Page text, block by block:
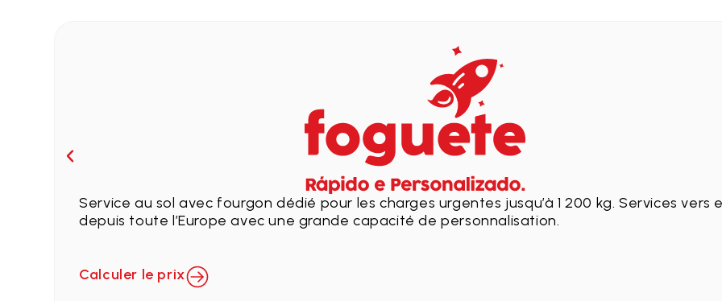
Service au sol avec fourgon dédié pour les charges urgentes jusqu’à 1 200 kg. Services vers
depuis toute l’Europe avec une grande capacité de personnalisation.
Calculer le prix